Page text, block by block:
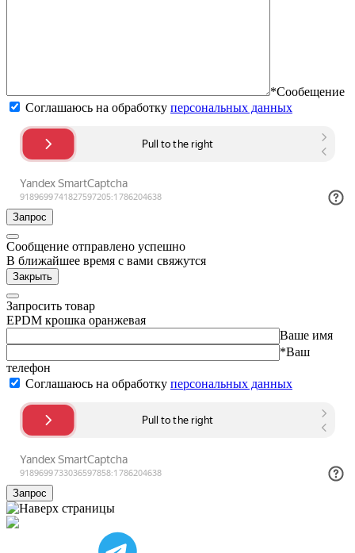
*Сообещение
Соглашаюсь на обработку персональных данных
Запрос
Сообщение отправлено успешно
В ближайшее время с вами свяжутся
Закрыть
Запросить товар
EPDM крошка оранжевая
Ваше имя
*Ваш
телефон
Соглашаюсь на обработку персональных данных
Запрос